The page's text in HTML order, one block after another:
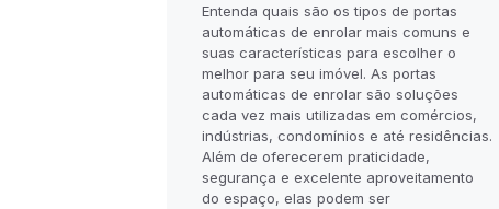
Entenda quais são os tipos de portas
automáticas de enrolar mais comuns e
suas características para escolher o
melhor para seu imóvel. As portas
automáticas de enrolar são soluções
cada vez mais utilizadas em comércios,
indústrias, condomínios e até residências.
Além de oferecerem praticidade,
segurança e excelente aproveitamento
do espaço, elas podem ser